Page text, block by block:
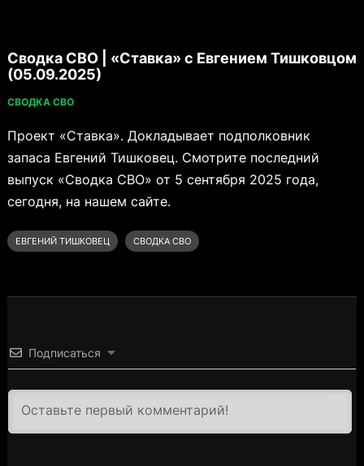
Сводка СВО | «Ставка» с Евгением Тишковцом
(05.09.2025)
СВОДКА СВО
Проект «Ставка». Докладывает подполковник
запаса Евгений Тишковец. Смотрите последний
выпуск «Сводка СВО» от 5 сентября 2025 года,
сегодня, на нашем сайте.
ЕВГЕНИЙ ТИШКОВЕЦ СВОДКА СВО
Подписаться